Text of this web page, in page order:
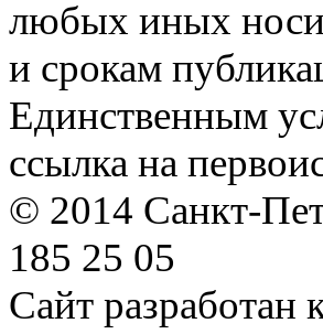
любых иных
и срокам
Единственным
ссылка на
© 2014 Санкт-
185 25 05
Сайт разработан